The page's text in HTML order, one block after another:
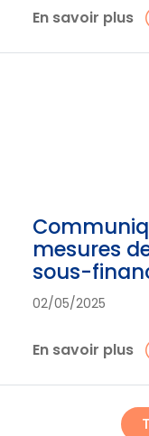
En savoir plus
mesures
sous-
02/05/2025
En savoir plus